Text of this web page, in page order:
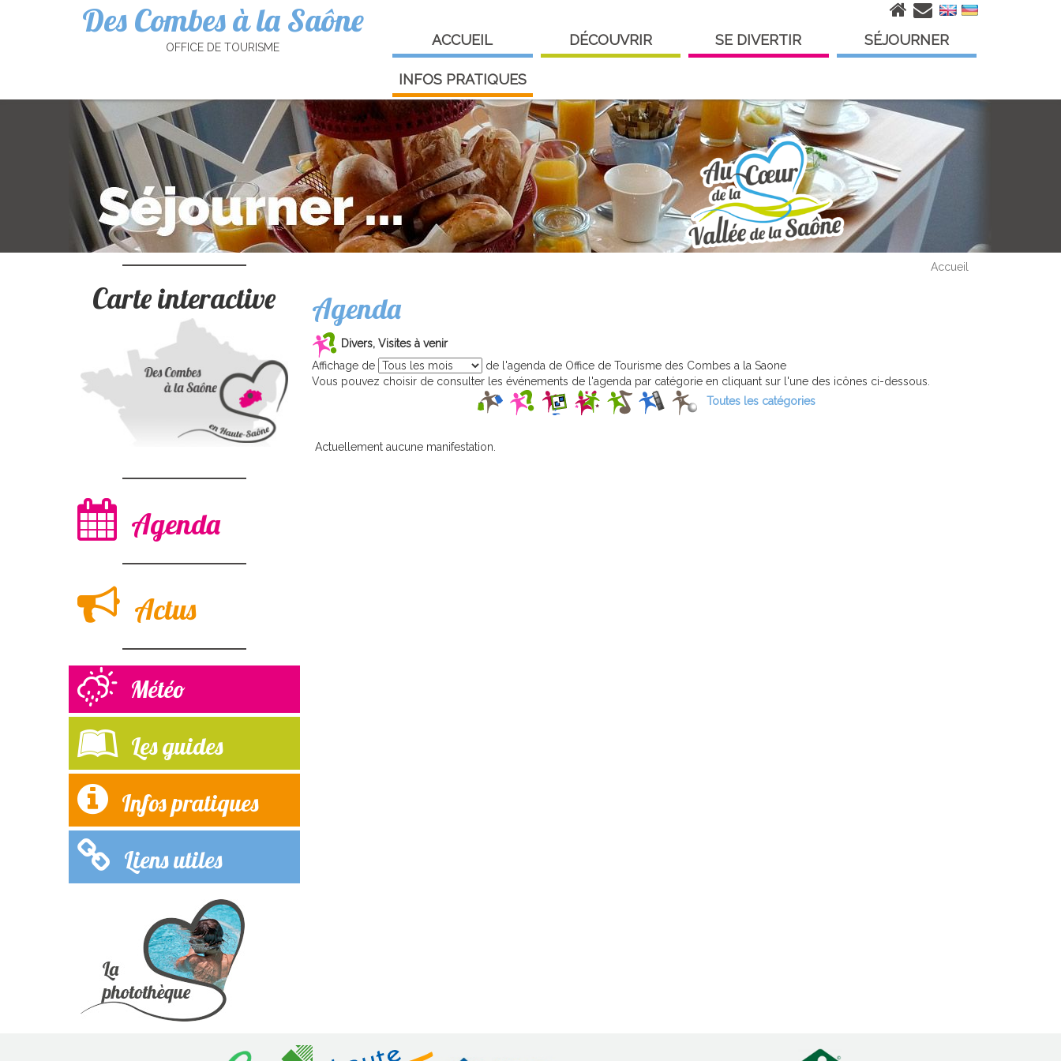
Des Combes à la Saône
OFFICE DE TOURISME ACCUEIL DÉCOUVRIR SE DIVERTIR SÉJOURNER
INFOS PRATIQUES
Accueil
Agenda
Divers, Visites à venir
Affichage de
de l'agenda de Office de Tourisme des Combes a la Saone
Vous pouvez choisir de consulter les événements de l'agenda par catégorie en cliquant sur l'une des icônes ci-dessous.
Toutes les catégories
Actuellement aucune manifestation.
Carte interactive
Agenda
Actus
Météo
Les guides
Infos pratiques
Liens utiles
Cookies management panel